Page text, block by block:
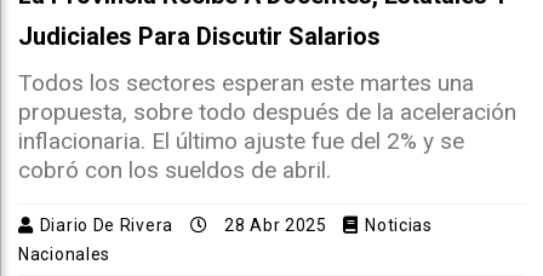
Judiciales Para Discutir Salarios
Todos los sectores esperan este martes una
propuesta, sobre todo después de la aceleración
inflacionaria. El último ajuste fue del 2% y se
cobró con los sueldos de abril.
Diario De Rivera 28 Abr 2025
Noticias
Nacionales